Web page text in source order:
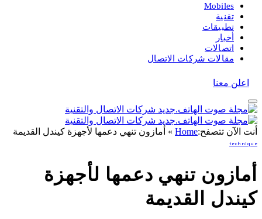
Mobiles
تقنية
تطبيقات
أخبار
اتصالات
مقالات شركات الاتصال
اعلن معنا
أنت الآن تتصفح:Home
» أمازون تنهي دعمها لأجهزة كيندل القديمة
technique
أمازون تنهي دعمها لأجهزة
كيندل القديمة